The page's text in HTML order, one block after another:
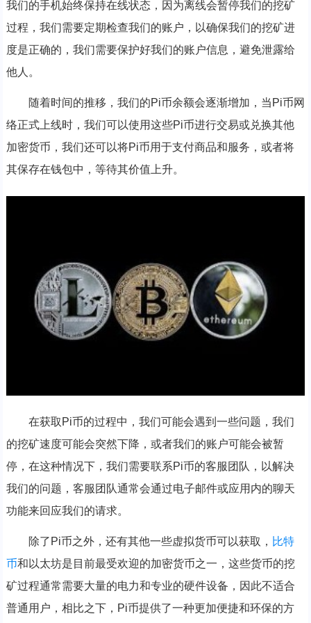
我们的手机始终保持在线状态，因为离线会暂停我们的挖矿
过程，我们需要定期检查我们的账户，以确保我们的挖矿进
度是正确的，我们需要保护好我们的账户信息，避免泄露给
他人。
随着时间的推移，我们的Pi币余额会逐渐增加，当Pi币网
络正式上线时，我们可以使用这些Pi币进行交易或兑换其他
加密货币，我们还可以将Pi币用于支付商品和服务，或者将
其保存在钱包中，等待其价值上升。
在获取Pi币的过程中，我们可能会遇到一些问题，我们
的挖矿速度可能会突然下降，或者我们的账户可能会被暂
停，在这种情况下，我们需要联系Pi币的客服团队，以解决
我们的问题，客服团队通常会通过电子邮件或应用内的聊天
功能来回应我们的请求。
除了Pi币之外，还有其他一些虚拟货币可以获取， 比特
币和以太坊是目前最受欢迎的加密货币之一，这些货币的挖
矿过程通常需要大量的电力和专业的硬件设备，因此不适合
普通用户，相比之下，Pi币提供了一种更加便捷和环保的方